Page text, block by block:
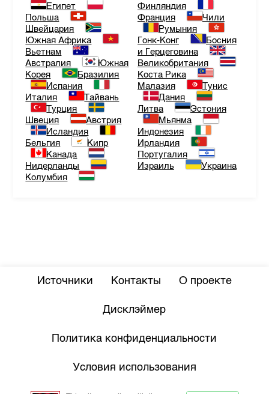
Египет
Польша
Швейцария
Южная Африка
Вьетнам
Австралия
Южная
Корея
Бразилия
Испания
Италия
Тайвань
Турция
Швеция
Австрия
Исландия
Бельгия
Кипр
Канада
Нидерланды
Колумбия
Финляндия
Франция
Чили
Румыния
Гонк-Конг
Босния
и Герцеговина
Великобритания
Коста Рика
Малазия
Тунис
Дания
Литва
Эстония
Мьянма
Индонезия
Ирландия
Португалия
Израиль
Украина
Источники Контакты О проекте
Дисклэймер
Политика конфиденциальности
Условия использования